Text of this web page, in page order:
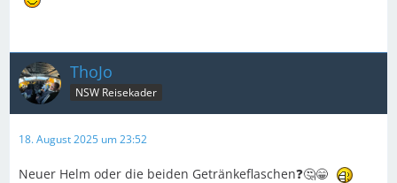
ThoJo
NSW Reisekader
18. August 2025 um 23:52
Neuer Helm oder die beiden Getränkeflaschen❓️🤔😁